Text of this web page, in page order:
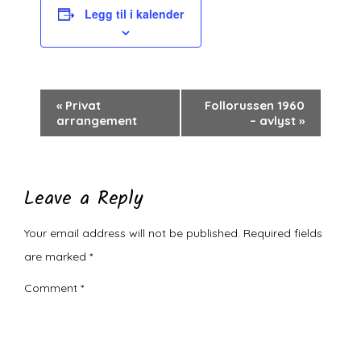
Legg til i kalender
Arrangement
navigasjon
« Privat
arrangement
Follorussen 1960
– avlyst »
Leave a Reply
Your email address will not be published. Required fields
are marked *
Comment *